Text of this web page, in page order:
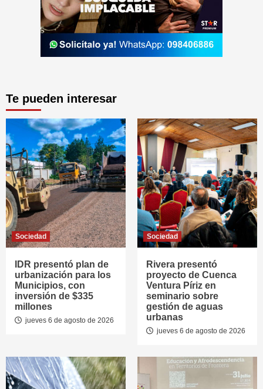
Te pueden interesar
Sociedad
IDR presentó plan de
urbanización para los
Municipios, con
inversión de $335
millones
jueves 6 de agosto de 2026
Sociedad
Rivera presentó
proyecto de Cuenca
Ventura Píriz en
seminario sobre
gestión de aguas
urbanas
jueves 6 de agosto de 2026